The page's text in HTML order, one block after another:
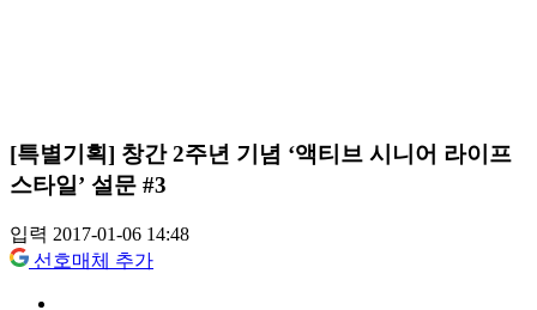
[특별기획] 창간 2주년 기념 ‘액티브 시니어 라이프
스타일’ 설문 #3
입력 2017-01-06 14:48
선호매체 추가